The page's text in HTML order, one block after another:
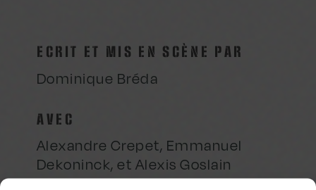
ECRIT ET MIS EN SCÈNE PAR
Dominique Bréda
AVEC
Alexandre Crepet, Emmanuel
Dekoninck, et Alexis Goslain